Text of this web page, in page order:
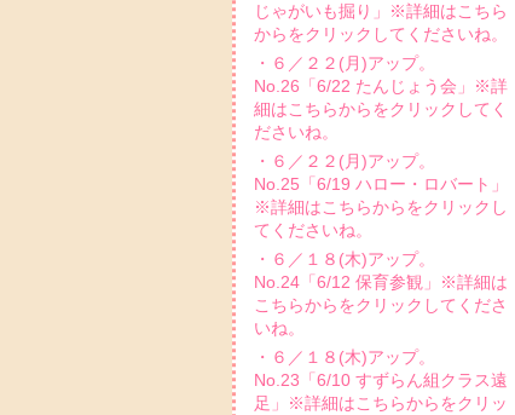
じゃがいも掘り」※詳細はこちら
からをクリックしてくださいね。
・６／２２(月)アップ。
No.26「6/22 たんじょう会」※詳
細はこちらからをクリックしてく
ださいね。
・６／２２(月)アップ。
No.25「6/19 ハロー・ロバート」
※詳細はこちらからをクリックし
てくださいね。
・６／１８(木)アップ。
No.24「6/12 保育参観」※詳細は
こちらからをクリックしてくださ
いね。
・６／１８(木)アップ。
No.23「6/10 すずらん組クラス遠
足」※詳細はこちらからをクリッ